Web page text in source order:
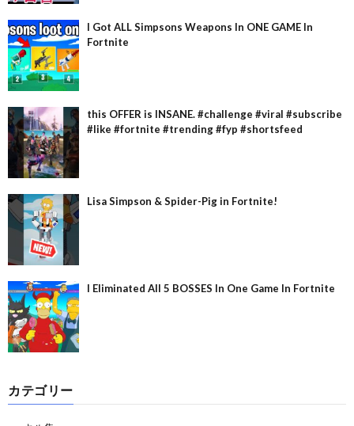
I Got ALL Simpsons Weapons In ONE GAME In
Fortnite
this OFFER is INSANE. #challenge #viral #subscribe
#like #fortnite #trending #fyp #shortsfeed
Lisa Simpson & Spider-Pig in Fortnite!
I Eliminated All 5 BOSSES In One Game In Fortnite
カテゴリー